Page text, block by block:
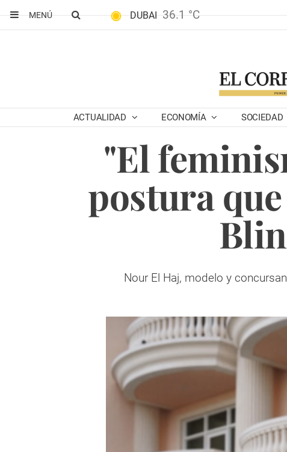
MENÚ
DUBAI 36.1 °C
ACTUALIDAD ECONOMÍA SOCIEDAD
"El
postura
Nour El Haj, modelo y